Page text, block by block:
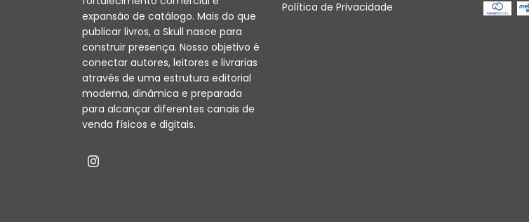
expansão de catálogo. Mais do que
publicar livros, a Skull nasce para
construir presença. Nosso objetivo é
conectar autores, leitores e livrarias
através de uma estrutura editorial
moderna, dinâmica e preparada
para alcançar diferentes canais de
venda físicos e digitais.
Política de Privacidade